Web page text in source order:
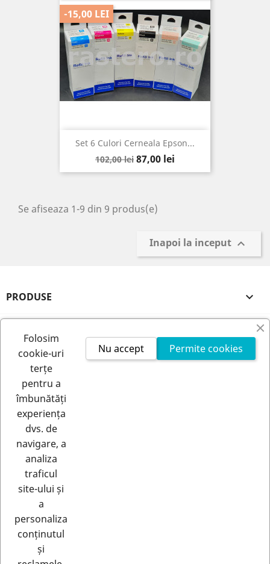
Set 6 Culori Cerneala Epson...
Pret
de
102,00 lei Pret
87,00 lei
-15,00 LEI
Se afiseaza 1-9 din 9 produs(e)
Inapoi la inceput 
PRODUSE 
CONTUL TAU 
INFORMATIILE MAGAZINULUI
© 2026 - Rastero | Toate drepturile rezervate |
Folosim
cookie-uri
terțe
pentru a
îmbunătăți
experiența
dvs. de
navigare, a
analiza
traficul
site-ului și
a
personaliza
conținutul
și
Permite cookies
Nu accept